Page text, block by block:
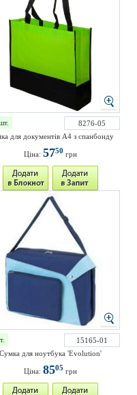
8276-05
для документів А4 з спанбонду
Ціна: 5750 грн
15165-01
Сумка для ноутбука 'Evolution'
Ціна: 8505 грн